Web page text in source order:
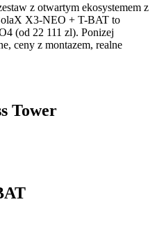
z otwartym ekosystemem z
X3-NEO + T-BAT to
(od 22 111 zl). Ponizej
ceny z montazem, realne
Tower